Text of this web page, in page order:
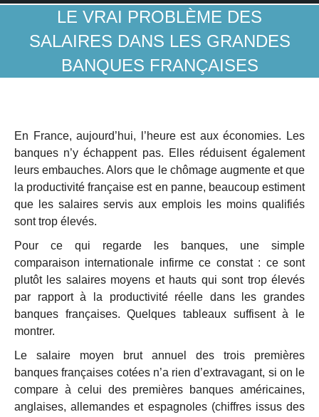
LE VRAI PROBLÈME DES
SALAIRES DANS LES GRANDES
BANQUES FRANÇAISES
En France, aujourd’hui, l’heure est aux économies. Les
banques n’y échappent pas. Elles réduisent également
leurs embauches. Alors que le chômage augmente et que
la productivité française est en panne, beaucoup estiment
que les salaires servis aux emplois les moins qualifiés
sont trop élevés.
Pour ce qui regarde les banques, une simple
comparaison internationale infirme ce constat : ce sont
plutôt les salaires moyens et hauts qui sont trop élevés
par rapport à la productivité réelle dans les grandes
banques françaises. Quelques tableaux suffisent à le
montrer.
Le salaire moyen brut annuel des trois premières
banques françaises cotées n’a rien d’extravagant, si on le
compare à celui des premières banques américaines,
anglaises, allemandes et espagnoles (chiffres issus des